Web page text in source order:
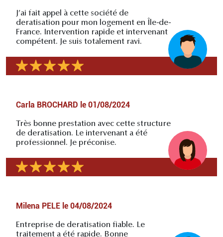
J’ai fait appel à cette société de
deratisation pour mon logement en Île-de-
France. Intervention rapide et intervenant
compétent. Je suis totalement ravi.
Carla BROCHARD le 01/08/2024
Très bonne prestation avec cette structure
de deratisation. Le intervenant a été
professionnel. Je préconise.
Milena PELE le 04/08/2024
Entreprise de deratisation fiable. Le
traitement a été rapide. Bonne